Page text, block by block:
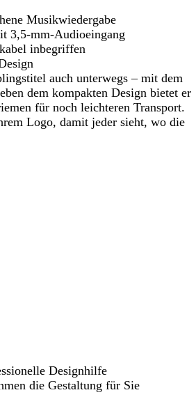
Musikwiedergabe
3,5-mm-Audioeingang
inbegriffen
auch unterwegs – mit dem
dem kompakten Design bietet er
für noch leichteren Transport.
Logo, damit jeder sieht, wo die
Designhilfe
die Gestaltung für Sie